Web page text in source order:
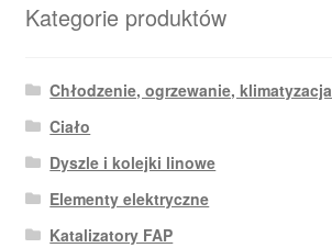
Kategorie produktów
Chłodzenie, ogrzewanie, klimatyzacja
Ciało
Dyszle i kolejki linowe
Elementy elektryczne
Katalizatory FAP